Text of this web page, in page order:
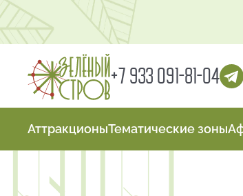
+7 933 091-81-04
АттракционыТематические зоны